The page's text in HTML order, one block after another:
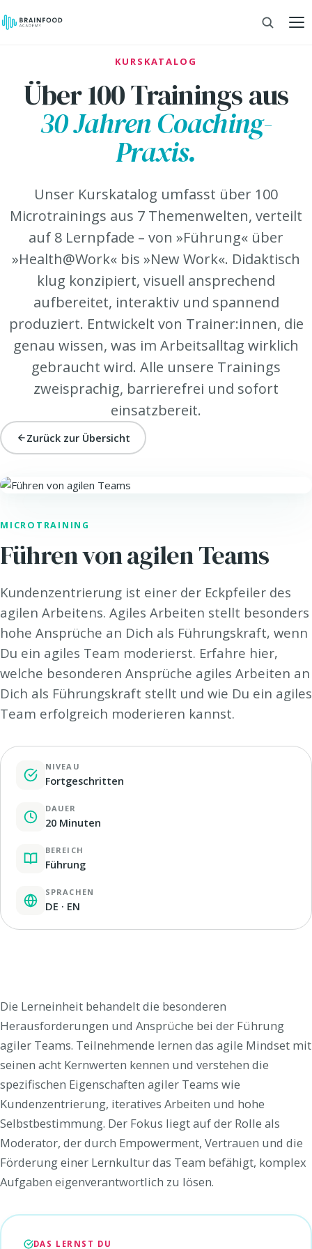
KURSKATALOG
Über 100 Trainings aus
30 Jahren Coaching-
Praxis.
Unser Kurskatalog umfasst über 100
Microtrainings aus 7 Themenwelten, verteilt
auf 8 Lernpfade – von »Führung« über
»Health@Work« bis »New Work«. Didaktisch
klug konzipiert, visuell ansprechend
aufbereitet, interaktiv und spannend
produziert. Entwickelt von Trainer:innen, die
genau wissen, was im Arbeitsalltag wirklich
gebraucht wird. Alle unsere Trainings
zweisprachig, barrierefrei und sofort
einsatzbereit.
Zurück zur Übersicht
MICROTRAINING
Führen von agilen Teams
Kundenzentrierung ist einer der Eckpfeiler des
agilen Arbeitens. Agiles Arbeiten stellt besonders
hohe Ansprüche an Dich als Führungskraft, wenn
Du ein agiles Team moderierst. Erfahre hier,
welche besonderen Ansprüche agiles Arbeiten an
Dich als Führungskraft stellt und wie Du ein agiles
Team erfolgreich moderieren kannst.
NIVEAU
Fortgeschritten
DAUER
20 Minuten
BEREICH
Führung
SPRACHEN
DE · EN
Die Lerneinheit behandelt die besonderen
Herausforderungen und Ansprüche bei der Führung
agiler Teams. Teilnehmende lernen das agile Mindset mit
seinen acht Kernwerten kennen und verstehen die
spezifischen Eigenschaften agiler Teams wie
Kundenzentrierung, iteratives Arbeiten und hohe
Selbstbestimmung. Der Fokus liegt auf der Rolle als
Moderator, der durch Empowerment, Vertrauen und die
Förderung einer Lernkultur das Team befähigt, komplex
Aufgaben eigenverantwortlich zu lösen.
DAS LERNST DU